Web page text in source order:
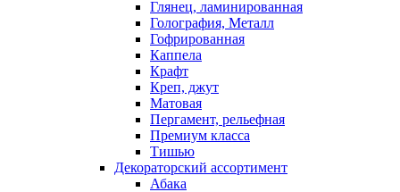
Глянец, ламинированная
Голография, Металл
Гофрированная
Каппела
Крафт
Креп, джут
Матовая
Пергамент, рельефная
Премиум класса
Тишью
Декораторский ассортимент
Абака